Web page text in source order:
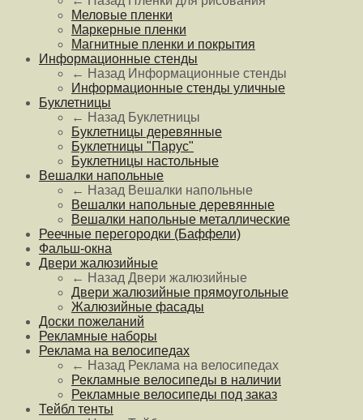
Меловые пленки
Маркерные пленки
Магнитные пленки и покрытия
Информационные стенды
← Назад Информационные стенды
Информационные стенды уличные
Буклетницы
← Назад Буклетницы
Буклетницы деревянные
Буклетницы "Парус"
Буклетницы настольные
Вешалки напольные
← Назад Вешалки напольные
Вешалки напольные деревянные
Вешалки напольные металлические
Реечные перегородки (Баффели)
Фальш-окна
Двери жалюзийные
← Назад Двери жалюзийные
Двери жалюзийные прямоугольные
Жалюзийные фасады
Доски пожеланий
Рекламные наборы
Реклама на велосипедах
← Назад Реклама на велосипедах
Рекламные велосипеды в наличии
Рекламные велосипеды под заказ
Тейбл тенты